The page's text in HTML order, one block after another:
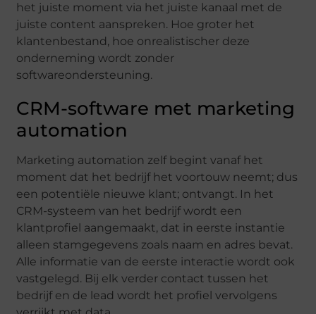
het juiste moment via het juiste kanaal met de
juiste content aanspreken. Hoe groter het
klantenbestand, hoe onrealistischer deze
onderneming wordt zonder
softwareondersteuning.
CRM-software met marketing
automation
Marketing automation zelf begint vanaf het
moment dat het bedrijf het voortouw neemt; dus
een potentiële nieuwe klant; ontvangt. In het
CRM-systeem van het bedrijf wordt een
klantprofiel aangemaakt, dat in eerste instantie
alleen stamgegevens zoals naam en adres bevat.
Alle informatie van de eerste interactie wordt ook
vastgelegd. Bij elk verder contact tussen het
bedrijf en de lead wordt het profiel vervolgens